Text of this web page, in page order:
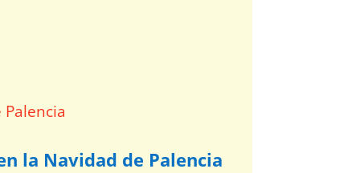
la Navidad de Palencia